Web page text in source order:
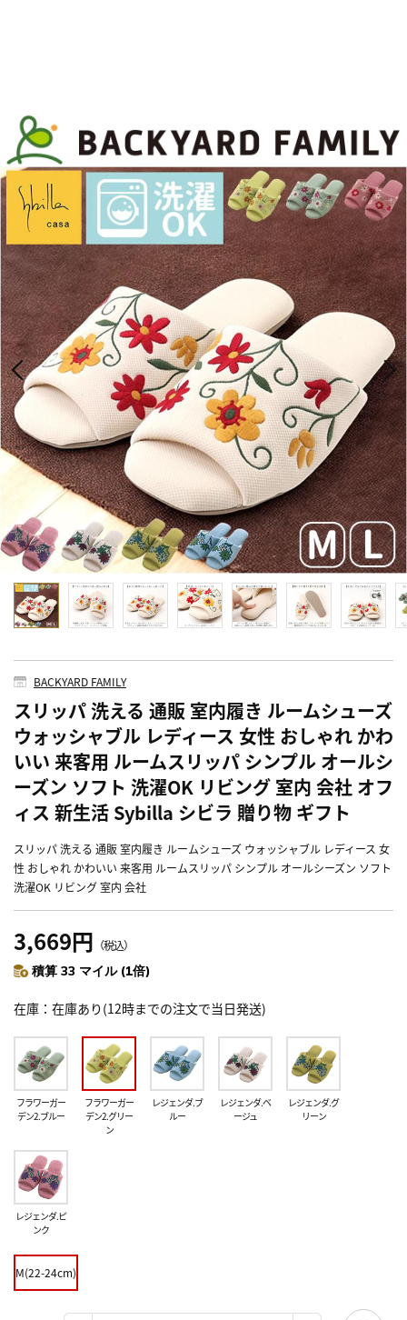
BACKYARD FAMILY
スリッパ 洗える 通販 室内履き ルームシューズ
ウォッシャブル レディース 女性 おしゃれ かわ
いい 来客用 ルームスリッパ シンプル オールシ
ーズン ソフト 洗濯OK リビング 室内 会社 オフ
ィス 新生活 Sybilla シビラ 贈り物 ギフト
スリッパ 洗える 通販 室内履き ルームシューズ ウォッシャブル レディース 女
性 おしゃれ かわいい 来客用 ルームスリッパ シンプル オールシーズン ソフト
洗濯OK リビング 室内 会社
3,669円 （税込）
積算 33 マイル (1倍)
在庫 在庫あり(12時までの注文で当日発送)
フラワーガー
デン2.ブルー
フラワーガー
デン2.グリー
ン
レジェンダ.ブ
ルー
レジェンダ.ベ
ージュ
レジェンダ.グ
リーン
レジェンダ.ピ
ンク
M(22-24cm)